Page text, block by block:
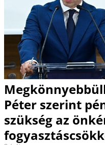
Péter szerint
szükség az